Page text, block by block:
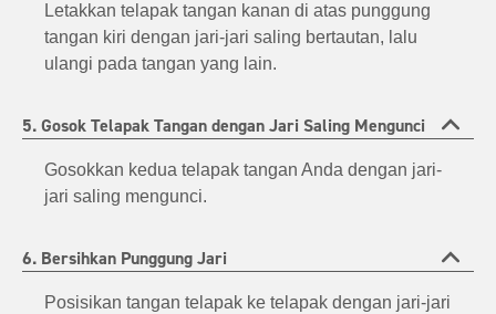
Letakkan telapak tangan kanan di atas punggung
tangan kiri dengan jari-jari saling bertautan, lalu
ulangi pada tangan yang lain.
5. Gosok Telapak Tangan dengan Jari Saling Mengunci
Gosokkan kedua telapak tangan Anda dengan jari-
jari saling mengunci.
6. Bersihkan Punggung Jari
Posisikan tangan telapak ke telapak dengan jari-jari